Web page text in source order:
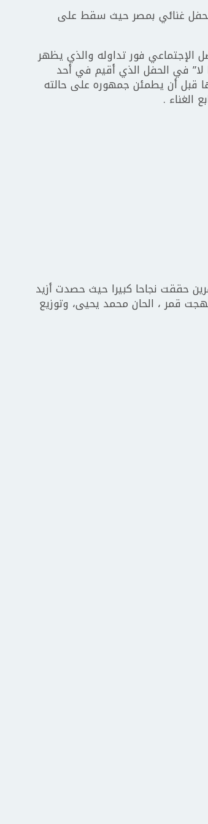
لحفل غنائي بمصر حيث سقط على
الإجتماعي فور تداوله والذي يظهر
لا” في الحفل الذي أقيم في أحد
قبل أن يطمئن جمهوره على حالته
الغناء .
حققت نجاحا كبيرا حيث حصدت أزيد
قمر ، الحان محمد يحيى، وتوزيع